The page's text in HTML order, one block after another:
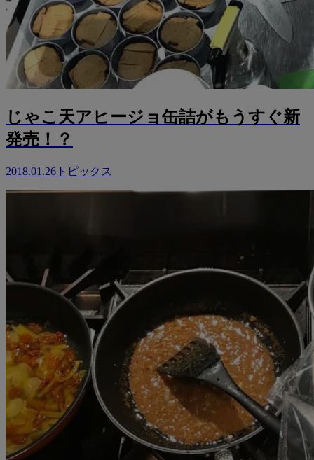
じゃこ天アヒージョ缶詰がもうすぐ新
発売！？
2018.01.26 トピックス